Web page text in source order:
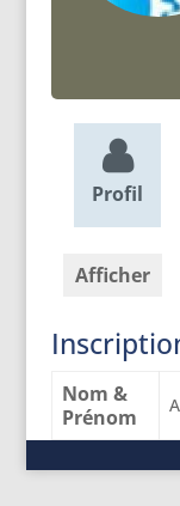
Profil
Afficher
Nom &
Prénom